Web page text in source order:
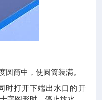
圆筒中，使圆筒装满。
时打开下端出水口的开